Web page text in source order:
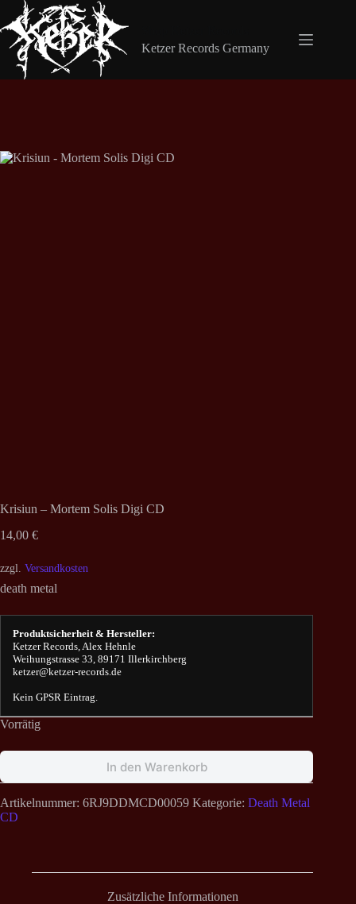
Inhalt
springen
Ketzer Records Germany
Krisiun – Mortem Solis Digi CD
14,00 €
zzgl. Versandkosten
death metal
Produktsicherheit & Hersteller:
Ketzer Records, Alex Hehnle
Weihungstrasse 33, 89171 Illerkirchberg
ketzer@ketzer-records.de
Kein GPSR Eintrag.
Vorrätig
In den Warenkorb
Artikelnummer: 6RJ9DDMCD00059 Kategorie: Death Metal
CD
Zusätzliche Informationen